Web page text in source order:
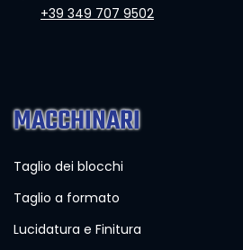
+39 349 707 9502
MACCHINARI
Taglio dei blocchi
Taglio a formato
Lucidatura e Finitura